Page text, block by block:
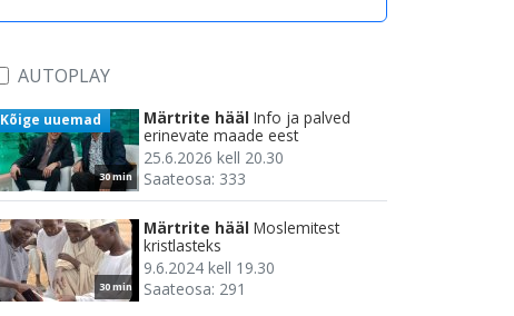
AUTOPLAY
30 min
Kõige uuemad Märtrite hääl Info ja palved
erinevate maade eest
25.6.2026 kell 20.30
Saateosa: 333
30 min
Märtrite hääl Moslemitest
kristlasteks
9.6.2024 kell 19.30
Saateosa: 291